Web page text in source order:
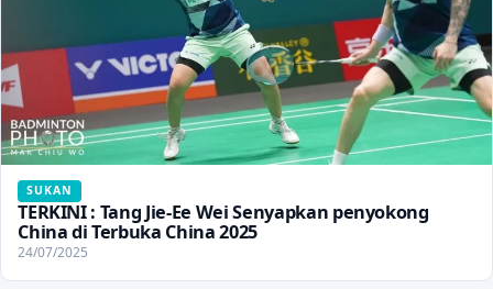
SUKAN
TERKINI : Tang Jie-Ee Wei Senyapkan penyokong
China di Terbuka China 2025
24/07/2025